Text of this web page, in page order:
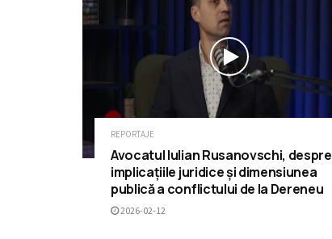
REPORTAJE
Avocatul Iulian Rusanovschi, despre
implicațiile juridice și dimensiunea
publică a conflictului de la Dereneu
2026-02-12